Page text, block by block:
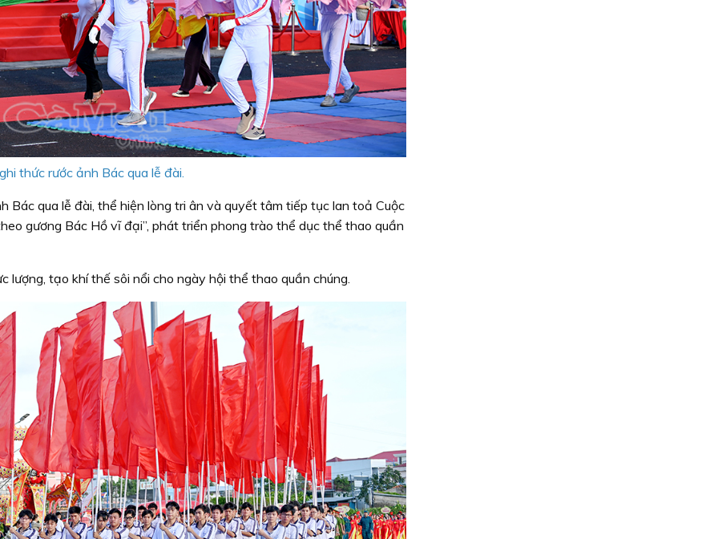
thức rước ảnh Bác qua lễ đài.
Bác qua lễ đài, thể hiện lòng tri ân và quyết tâm tiếp tục lan toả Cuộc
gương Bác Hồ vĩ đại”, phát triển phong trào thể dục thể thao quần
lượng, tạo khí thế sôi nổi cho ngày hội thể thao quần chúng.